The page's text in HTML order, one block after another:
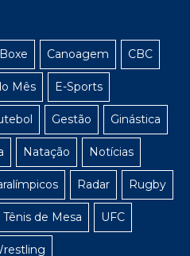
Boxe Canoagem CBC
Mês E-Sports
Gestão Ginástica
Natação Notícias
Radar Rugby
Tênis de Mesa UFC